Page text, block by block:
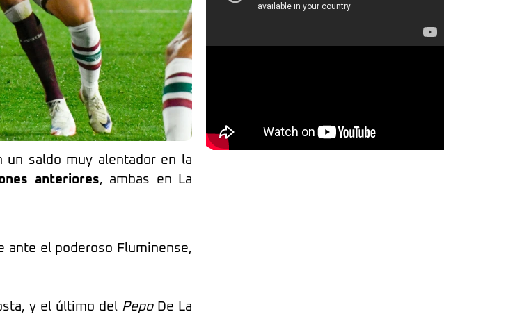
un saldo muy alentador en la
anteriores, ambas en La
ante el poderoso Fluminense,
y el último del PepoDe La